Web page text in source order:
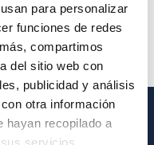
para personalizar
funciones de redes
compartimos
del sitio web con
publicidad y análisis
otra información
hayan recopilado a
servicios.